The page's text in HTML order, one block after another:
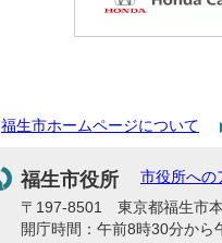
福生市ホームページについて
福生市役所
市役所への
〒197-8501 東京都福生市
開庁時間：午前8時30分か